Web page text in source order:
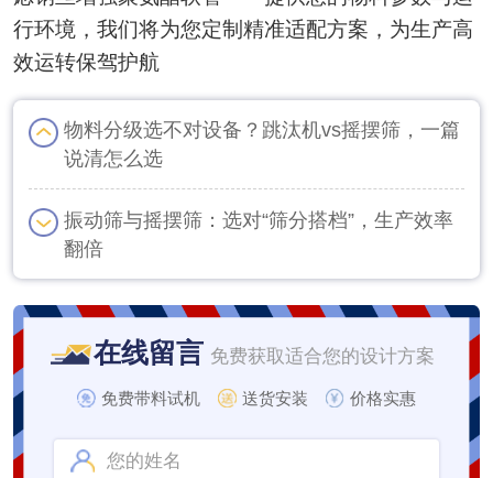
行环境，我们将为您定制精准适配方案，为生产高
效运转保驾护航
物料分级选不对设备？跳汰机vs摇摆筛，一篇
说清怎么选
振动筛与摇摆筛：选对“筛分搭档”，生产效率
翻倍
在线留言 免费获取适合您的设计方案
免费带料试机 送货安装 价格实惠